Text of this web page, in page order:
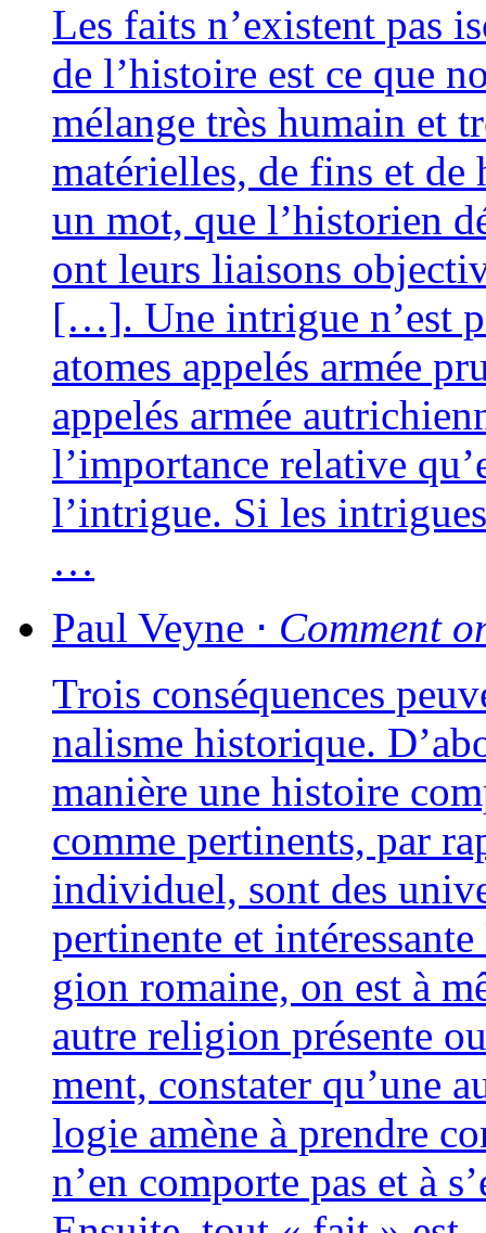
Les faits n’existent pas
de l’histoire est ce que
mélange très humain et
maté­rielles, de fins et de
un mot, que l’historien
ont leurs liai­sons
[…]. Une intrigue n’est
atomes appe­lés armée
appe­lés armée
l’importance rela­tive
l’intrigue. Si les
…
Paul Veyne ⋅ Comment
Trois consé­quences
na­lisme his­to­rique.
manière une his­toire
comme per­ti­nents, par
indi­vi­duel, sont des
per­ti­nente et
gion romaine, on est à
autre reli­gion pré­sente
ment, consta­ter qu’une
lo­gie amène à prendre
n’en com­porte pas et à